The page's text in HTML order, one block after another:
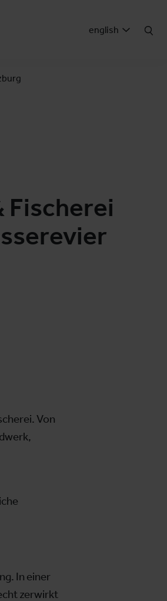
english
Fischerei
Von
In einer
zerwirkt